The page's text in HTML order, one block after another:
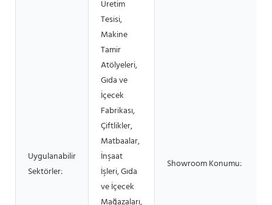
Uygulanabilir
Sektörler:
Üretim
Tesisi,
Makine
Tamir
Atölyeleri,
Gıda ve
İçecek
Fabrikası,
Çiftlikler,
Matbaalar,
İnşaat
İşleri, Gıda
ve İçecek
Mağazaları,
Showroom Konumu: